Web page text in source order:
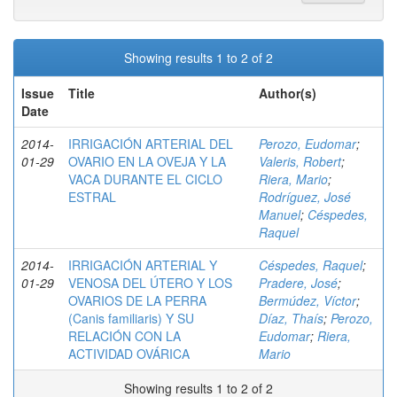
Showing results 1 to 2 of 2
Issue
Date
Title Author(s)
2014-
01-29
IRRIGACIÓN ARTERIAL DEL
OVARIO EN LA OVEJA Y LA
VACA DURANTE EL CICLO
ESTRAL
Perozo, Eudomar;
Valeris, Robert;
Riera, Mario;
Rodríguez, José
Manuel; Céspedes,
Raquel
2014-
01-29
IRRIGACIÓN ARTERIAL Y
VENOSA DEL ÚTERO Y LOS
OVARIOS DE LA PERRA
(Canis familiaris) Y SU
RELACIÓN CON LA
ACTIVIDAD OVÁRICA
Céspedes, Raquel;
Pradere, José;
Bermúdez, Víctor;
Díaz, Thaís; Perozo,
Eudomar; Riera,
Mario
Showing results 1 to 2 of 2